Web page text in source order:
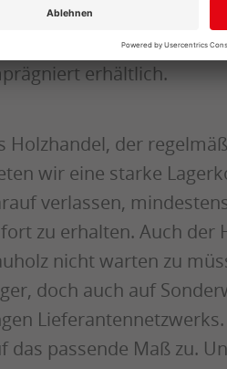
Rauspund kann man
Es verfügt über
erhältlich.
Holzhandel, der
wir eine starke
verlassen,
zu erhalten. Auch der
nicht warten zu
doch auch auf
das passende Maß zu.